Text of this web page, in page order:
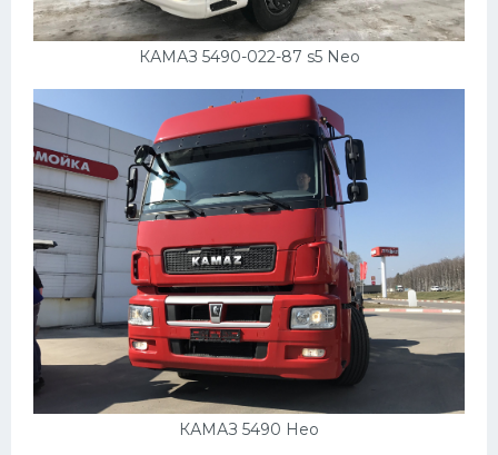
КАМАЗ 5490-022-87 s5 Neo
КАМАЗ 5490 Нео